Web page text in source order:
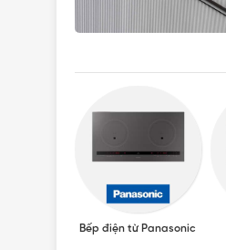
Bếp điện từ Panasonic